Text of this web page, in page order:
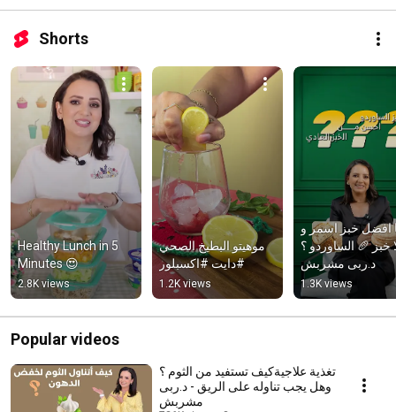
Shorts
Healthy Lunch in 5
Minutes 😍
2.8K views
موهيتو البطيخ الصحي
#دايت #اكسبلور
1.2K views
افضل خبز اسمر و
خبز 🥖 الساوردو ؟
د.ربى مشربش
1.3K views
Popular videos
تغذية علاجيةكيف تستفيد من الثوم ؟
وهل يجب تناوله على الريق - د.ربى
مشربش